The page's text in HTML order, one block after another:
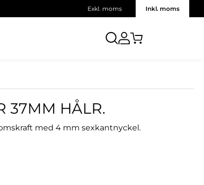
Exkl. moms Inkl. moms
37MM HÅLR.
med 4 mm sexkantnyckel.